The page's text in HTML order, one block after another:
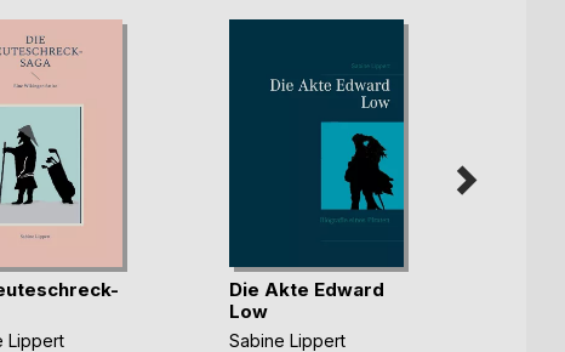
Lippert
Die Akte Edward
Low
Sabine Lippert